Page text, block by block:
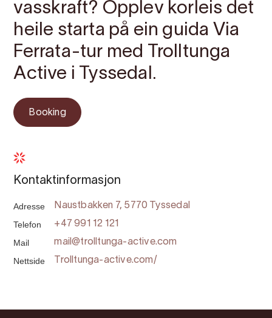
vasskraft? Opplev korleis det
heile starta på ein guida Via
Ferrata-tur med Trolltunga
Active i Tyssedal.
Booking
Kontaktinformasjon
Adresse Naustbakken 7, 5770 Tyssedal
Telefon +47 991 12 121
Mail mail@trolltunga-active.com
Nettside Trolltunga-active.com/